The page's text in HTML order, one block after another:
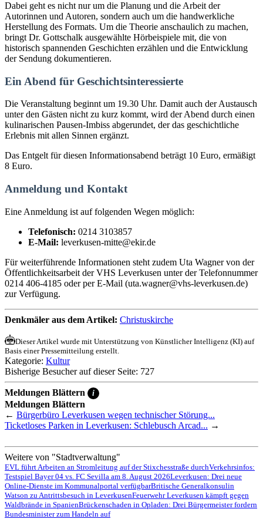
Dabei geht es nicht nur um die Planung und die Arbeit der
Autorinnen und Autoren, sondern auch um die handwerkliche
Herstellung des Formats. Um die Theorie anschaulich zu machen,
bringt Dr. Gottschalk ausgewählte Hörbeispiele mit, die von
historisch spannenden Geschichten erzählen und die Entwicklung
der Sendung dokumentieren.
Ein Abend für Geschichtsinteressierte
Die Veranstaltung beginnt um 19.30 Uhr. Damit auch der Austausch
unter den Gästen nicht zu kurz kommt, wird der Abend durch einen
kulinarischen Pausen-Imbiss abgerundet, der das geschichtliche
Erlebnis mit allen Sinnen ergänzt.
Das Entgelt für diesen Informationsabend beträgt 10 Euro, ermäßigt
8 Euro.
Anmeldung und Kontakt
Eine Anmeldung ist auf folgenden Wegen möglich:
Telefonisch: 0214 3103857
E-Mail: leverkusen-mitte@ekir.de
Für weiterführende Informationen steht zudem Uta Wagner von der
Öffentlichkeitsarbeit der VHS Leverkusen unter der Telefonnummer
0214 406-4185 oder per E-Mail (uta.wagner@vhs-leverkusen.de)
zur Verfügung.
Denkmäler aus dem Artikel: Christuskirche
Dieser Artikel wurde mit Unterstützung von Künstlicher Intelligenz (KI) auf
Basis einer Pressemitteilung erstellt.
Kategorie: Kultur
Bisherige Besucher auf dieser Seite: 727
Meldungen Blättern i
Meldungen Blättern
← Bürgerbüro Leverkusen wegen technischer Störung...
Ticketloses Parken in Leverkusen: Schlebusch Arcad... →
Weitere von "Stadtverwaltung"
EVL führt Arbeiten an Stromleitung auf der Stixchesstraße durchVerkehrsinfos:
Testspiel Bayer 04 vs. FC Sevilla am 8. August 2026Leverkusen: Drei neue
Online-Dienste im Kommunalportal verfügbarBritische Generalkonsulin
Watson zu Antrittsbesuch in LeverkusenFeuerwehr Leverkusen kämpft gegen
Waldbrände in SpanienBrückenschaden in Opladen: Drei Bürgermeister fordern
Bundesminister zum Handeln auf